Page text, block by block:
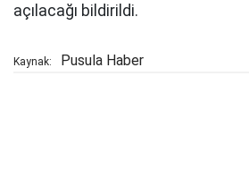
açılacağı bildirildi.
Kaynak: Pusula Haber